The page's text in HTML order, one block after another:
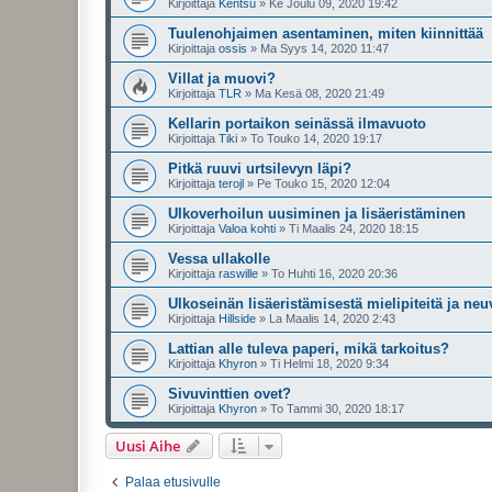
Kirjoittaja Kentsu » Ke Joulu 09, 2020 19:42
Tuulenohjaimen asentaminen, miten kiinnittää
Kirjoittaja ossis » Ma Syys 14, 2020 11:47
Villat ja muovi?
Kirjoittaja TLR » Ma Kesä 08, 2020 21:49
Kellarin portaikon seinässä ilmavuoto
Kirjoittaja Tiki » To Touko 14, 2020 19:17
Pitkä ruuvi urtsilevyn läpi?
Kirjoittaja terojl » Pe Touko 15, 2020 12:04
Ulkoverhoilun uusiminen ja lisäeristäminen
Kirjoittaja Valoa kohti » Ti Maalis 24, 2020 18:15
Vessa ullakolle
Kirjoittaja raswille » To Huhti 16, 2020 20:36
Ulkoseinän lisäeristämisestä mielipiteitä ja
Kirjoittaja Hillside » La Maalis 14, 2020 2:43
Lattian alle tuleva paperi, mikä tarkoitus?
Kirjoittaja Khyron » Ti Helmi 18, 2020 9:34
Sivuvinttien ovet?
Kirjoittaja Khyron » To Tammi 30, 2020 18:17
Uusi Aihe
Palaa etusivulle